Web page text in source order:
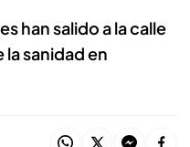
han salido a la calle
sanidad en